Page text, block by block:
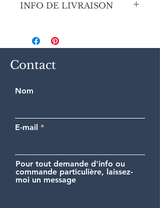
INFO DE LIVRAISON
Contact
Nom
E-mail
Pour tout demande d'info ou
commande particulière, laissez-
moi un message